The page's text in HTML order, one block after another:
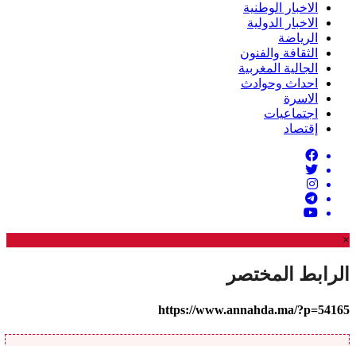
الاخبار الوطنية
الاخبار الدولية
الرياضة
الثقافة والفنون
الجالية المغربية
احداث وحوادث
الاسرة
اجتماعيات
إقتصاد
×
الرابط المختصر
https://www.annahda.ma/?p=54165